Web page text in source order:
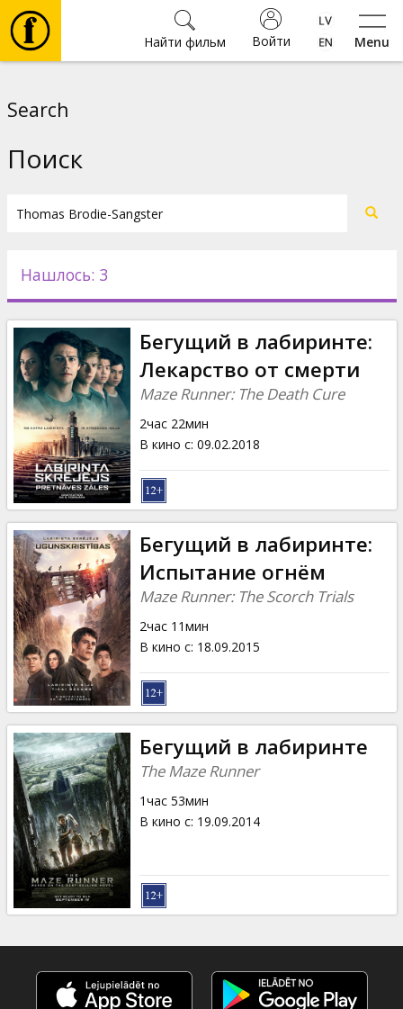
Menu
Войти
Найти фильм
Новости
Подарки
Кинозакуски
B2B
Клуб
Search
Поиск
Нашлось: 3
Бегущий в лабиринте:
Лекарство от смерти
Maze Runner: The Death Cure
2час 22мин
В кино с: 09.02.2018
Бегущий в лабиринте:
Испытание огнём
Maze Runner: The Scorch Trials
2час 11мин
В кино с: 18.09.2015
Бегущий в лабиринте
The Maze Runner
1час 53мин
В кино с: 19.09.2014